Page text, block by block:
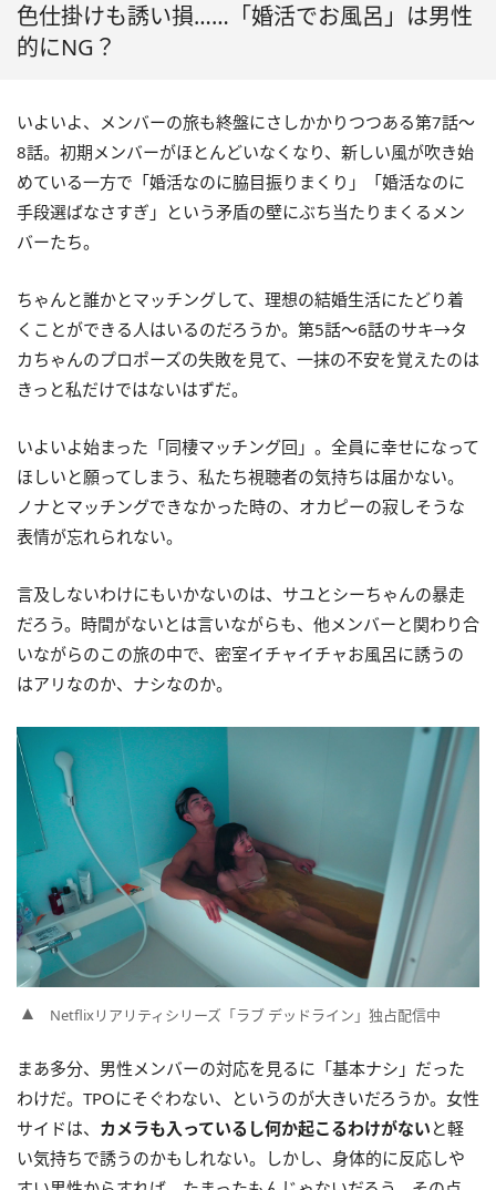
色仕掛けも誘い損……「婚活でお風呂」は男性
的にNG？
いよいよ、メンバーの旅も終盤にさしかかりつつある第7話～
8話。初期メンバーがほとんどいなくなり、新しい風が吹き始
めている一方で「婚活なのに脇目振りまくり」「婚活なのに
手段選ばなさすぎ」という矛盾の壁にぶち当たりまくるメン
バーたち。
ちゃんと誰かとマッチングして、理想の結婚生活にたどり着
くことができる人はいるのだろうか。第5話～6話のサキ→タ
カちゃんのプロポーズの失敗を見て、一抹の不安を覚えたのは
きっと私だけではないはずだ。
いよいよ始まった「同棲マッチング回」。全員に幸せになって
ほしいと願ってしまう、私たち視聴者の気持ちは届かない。
ノナとマッチングできなかった時の、オカピーの寂しそうな
表情が忘れられない。
言及しないわけにもいかないのは、サユとシーちゃんの暴走
だろう。時間がないとは言いながらも、他メンバーと関わり合
いながらのこの旅の中で、密室イチャイチャお風呂に誘うの
はアリなのか、ナシなのか。
Netflixリアリティシリーズ「ラブ デッドライン」独占配信中
まあ多分、男性メンバーの対応を見るに「基本ナシ」だった
わけだ。TPOにそぐわない、というのが大きいだろうか。女性
サイドは、 カメラも入っているし何か起こるわけがない と軽
い気持ちで誘うのかもしれない。しかし、身体的に反応しや